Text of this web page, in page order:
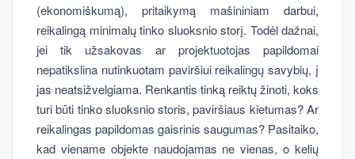
(ekonomiškumą), pritaikymą mašininiam darbui,
reikalingą minimalų tinko sluoksnio storį. Todėl dažnai,
jei tik užsakovas ar projektuotojas papildomai
nepatikslina nutinkuotam paviršiui reikalingų savybių, į
jas neatsižvelgiama. Renkantis tinką reiktų žinoti, koks
turi būti tinko sluoksnio storis, paviršiaus kietumas? Ar
reikalingas papildomas gaisrinis saugumas? Pasitaiko,
kad viename objekte naudojamas ne vienas, o kelių